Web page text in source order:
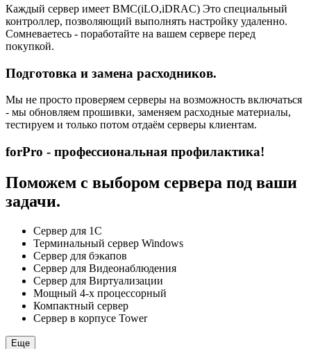
Каждый сервер имеет BMC(iLO,iDRAC) Это специальный
контроллер, позволяющий выполнять настройку удаленно.
Сомневаетесь - поработайте на вашем сервере перед
покупкой.
Подготовка и замена расходников.
Мы не просто проверяем серверы на возможность включаться
- мы обновляем прошивки, заменяем расходные материалы,
тестируем и только потом отдаём серверы клиентам.
forPro - профессиональная профилактика!
Поможем с выбором сервера под ваши
задачи.
Сервер для 1С
Терминальный сервер Windows
Сервер для бэкапов
Сервер для Видеонаблюдения
Сервер для Виртуализации
Мощный 4-х процессорный
Компактный сервер
Сервер в корпусе Tower
Еще